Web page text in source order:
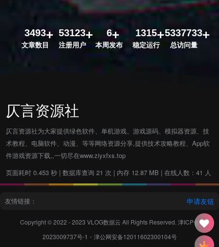
3493
文章数目
53123
注册用户
6
本周发布
1315
稳定运行
5337733
总访问量
仄言资源社
仄言资源社为大家提供绿色软件、单机游戏、游戏源码、模拟器资源、技
术教程、电脑软件、动漫、等等网络资源分享,提供技术攻略教程、App软
件游戏资源下载,,一切尽在www.ziyxfxs.top
页面耗时 0.453 秒 | 数据库查询 21 次 | 内存 12.87 MB | 在线人数：41 人
友情链接： 申请友链
Copyright © 2022 - 2023 VLOG数据云 All Rights Reserved. 津ICP备
2023009737号-1 ・ 津公网安备12011602300104号